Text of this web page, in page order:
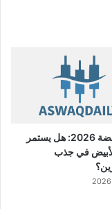
تحليل الفضة 2026: هل يستمر
في جذب